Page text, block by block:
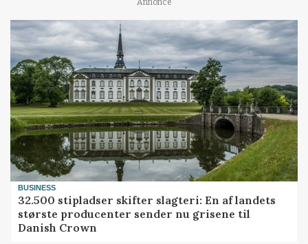
BUSINESS
32.500 stipladser skifter slagteri: En af landets
største producenter sender nu grisene til
Danish Crown